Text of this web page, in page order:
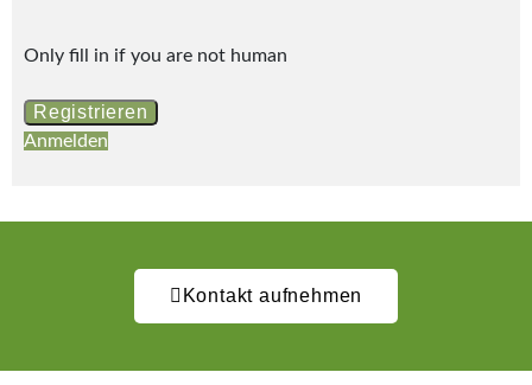
Only fill in if you are not human
Anmelden
Kontakt aufnehmen